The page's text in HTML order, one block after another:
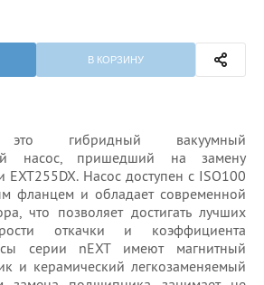
В КОРЗИНУ
гибридный вакуумный
насос, пришедший на замену
EXT255DX. Насос доступен с ISO100
фланцем и обладает современной
что позволяет достигать лучших
откачки и коэффициента
серии nEXT имеют магнитный
и керамический легкозаменяемый